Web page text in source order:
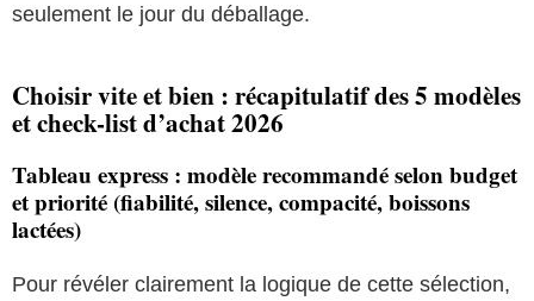
seulement le jour du déballage.
Choisir vite et bien : récapitulatif des 5 modèles
et check-list d’achat 2026
Tableau express : modèle recommandé selon budget
et priorité (fiabilité, silence, compacité, boissons
lactées)
Pour révéler clairement la logique de cette sélection,